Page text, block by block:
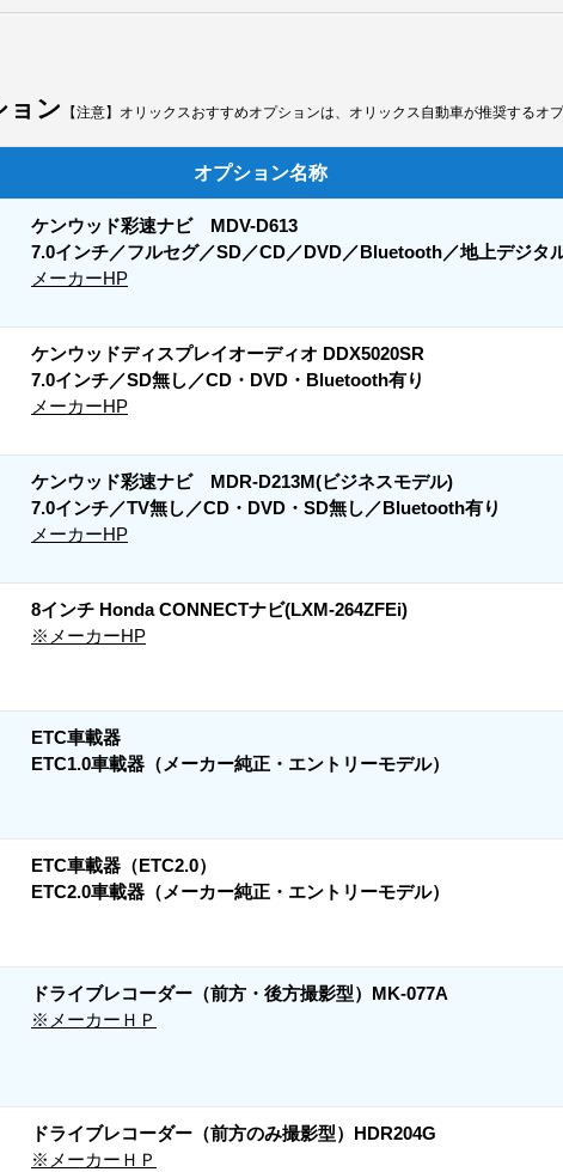
ョン 【注意】オリックスおすすめオプションは、オリックス自動車が推奨するオ
オプション名称
ケンウッド彩速ナビ MDV-D613
7.0インチ／フルセグ／SD／CD／DVD／Bluetooth／地上デジタ
メーカーHP
ケンウッドディスプレイオーディオ DDX5020SR
7.0インチ／SD無し／CD・DVD・Bluetooth有り
メーカーHP
ケンウッド彩速ナビ MDR-D213M(ビジネスモデル)
7.0インチ／TV無し／CD・DVD・SD無し／Bluetooth有り
メーカーHP
8インチ Honda CONNECTナビ(LXM-264ZFEi)
※メーカーHP
ETC車載器
ETC1.0車載器（メーカー純正・エントリーモデル）
ETC車載器（ETC2.0）
ETC2.0車載器（メーカー純正・エントリーモデル）
ドライブレコーダー（前方・後方撮影型）MK-077A
※メーカーＨＰ
ドライブレコーダー（前方のみ撮影型）HDR204G
※メーカーＨＰ